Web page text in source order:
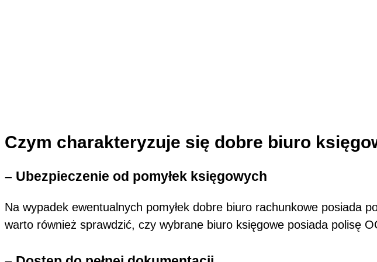
Czym charakteryzuje się dobre biuro
– Ubezpieczenie od pomyłek księgowych
Na wypadek ewentualnych pomyłek dobre biuro rachunkowe posiada
warto również sprawdzić, czy wybrane biuro księgowe posiada polisę